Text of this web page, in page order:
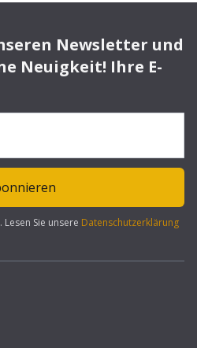
Newsletter und
Neuigkeit! Ihre E-
Sie unsere Datenschutzerklärung